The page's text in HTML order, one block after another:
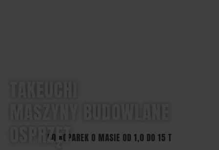
MASZYNY BUDOWLANE
OSPRZĘTDO KOPAREK O MASIE OD 1,0 DO 15 T